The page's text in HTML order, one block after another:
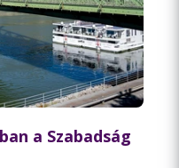
a Szabadság